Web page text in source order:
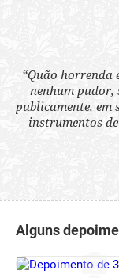
“Quão horrenda
nenhum pudor,
publicamente, em
instrumentos
Alguns